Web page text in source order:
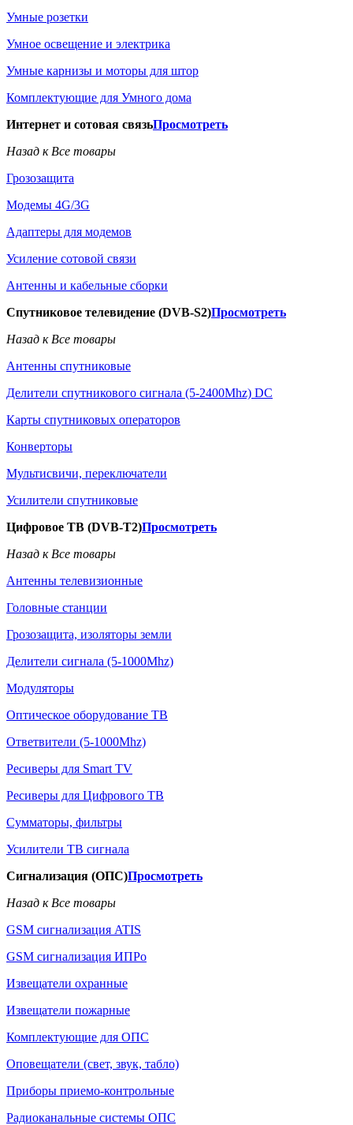
Умные розетки
Умное освещение и электрика
Умные карнизы и моторы для штор
Комплектующие для Умного дома
Интернет и сотовая связьПросмотреть
Назад к Все товары
Грозозащита
Модемы 4G/3G
Адаптеры для модемов
Усиление сотовой связи
Антенны и кабельные сборки
Спутниковое телевидение (DVB-S2)Просмотреть
Назад к Все товары
Антенны спутниковые
Делители спутникового сигнала (5-2400Mhz) DC
Карты спутниковых операторов
Конверторы
Мультисвичи, переключатели
Усилители спутниковые
Цифровое ТВ (DVB-T2)Просмотреть
Назад к Все товары
Антенны телевизионные
Головные станции
Грозозащита, изоляторы земли
Делители сигнала (5-1000Mhz)
Модуляторы
Оптическое оборудование ТВ
Ответвители (5-1000Mhz)
Ресиверы для Smart TV
Ресиверы для Цифрового ТВ
Сумматоры, фильтры
Усилители ТВ сигнала
Сигнализация (ОПС)Просмотреть
Назад к Все товары
GSM сигнализация ATIS
GSM сигнализация ИПРо
Извещатели охранные
Извещатели пожарные
Комплектующие для ОПС
Оповещатели (свет, звук, табло)
Приборы приемо-контрольные
Радиоканальные системы ОПС